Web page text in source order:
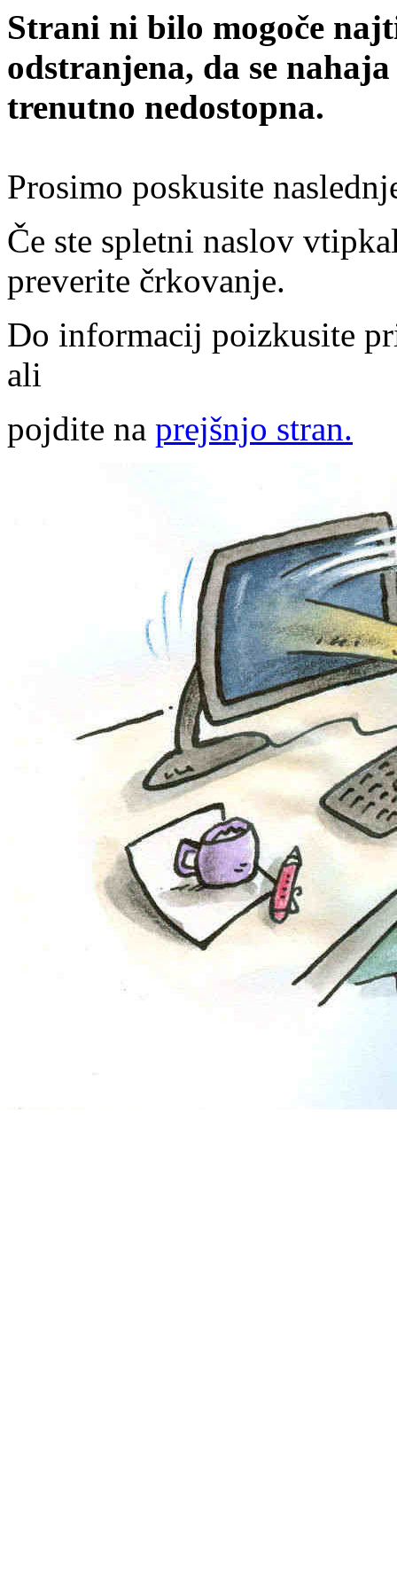
Strani ni bilo mogoče
odstranjena, da se
trenutno nedostopna.
Prosimo poskusite
Če ste spletni naslov
preverite črkovanje.
Do informacij poizkusite
ali
pojdite na prejšnjo stran.